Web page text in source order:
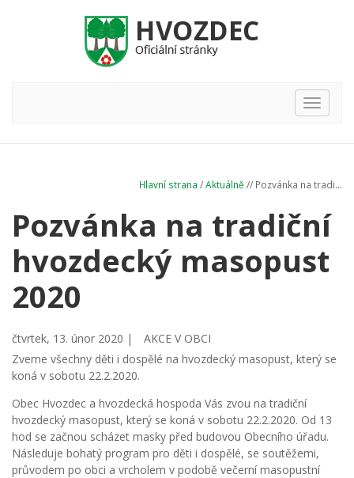
Hlavní
nabídka
Hlavní strana /Aktuálně // Pozvánka na tradi...
Pozvánka na tradiční
hvozdecký masopust
2020
čtvrtek, 13. únor 2020 |
AKCE V OBCI
Zveme všechny děti i dospělé na hvozdecký masopust, který se
koná v sobotu 22.2.2020.
Obec Hvozdec a hvozdecká hospoda Vás zvou na tradiční
hvozdecký masopust, který se koná v sobotu 22.2.2020. Od 13
hod se začnou scházet masky před budovou Obecního úřadu.
Následuje bohatý program pro děti i dospělé, se soutěžemi,
průvodem po obci a vrcholem v podobě večerní masopustní